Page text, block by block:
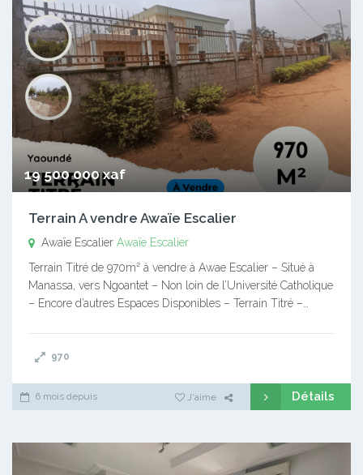
19 500 000 xaf
Terrain A vendre Awaïe Escalier
Awaïe Escalier Awaïe Escalier
Terrain Titré de 970m² à vendre à Awae Escalier – Situé à
Manassa, vers Ngoantet – Non loin de l’Université Catholique
– Encore d’autres Espaces Disponibles – Terrain Titré –…
970
6 mois depuis J'aime Détails